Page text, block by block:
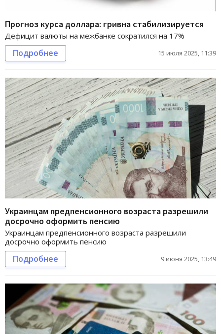
Прогноз курса доллара: гривна стабилизируется
Дефицит валюты на межбанке сократился на 17%
Подробнее 15 июля 2025, 11:39
Украинцам предпенсионного возраста разрешили
досрочно оформить пенсию
Украинцам предпенсионного возраста разрешили
досрочно оформить пенсию
Подробнее 9 июня 2025, 13:49